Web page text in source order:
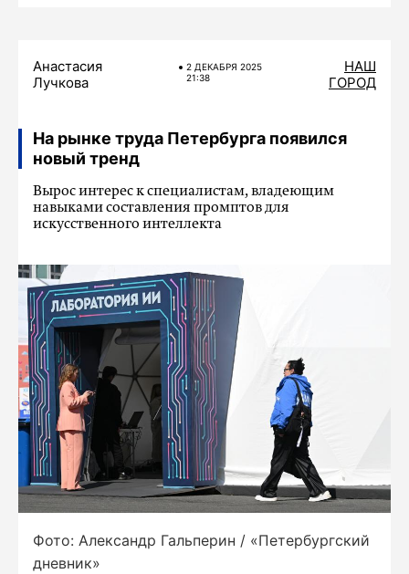
Анастасия
Лучкова
2 ДЕКАБРЯ 2025
21:38
НАШ
ГОРОД
На рынке труда Петербурга появился
новый тренд
Вырос интерес к специалистам, владеющим
навыками составления промптов для
искусственного интеллекта
Фото: Александр Гальперин / «Петербургский
дневник»